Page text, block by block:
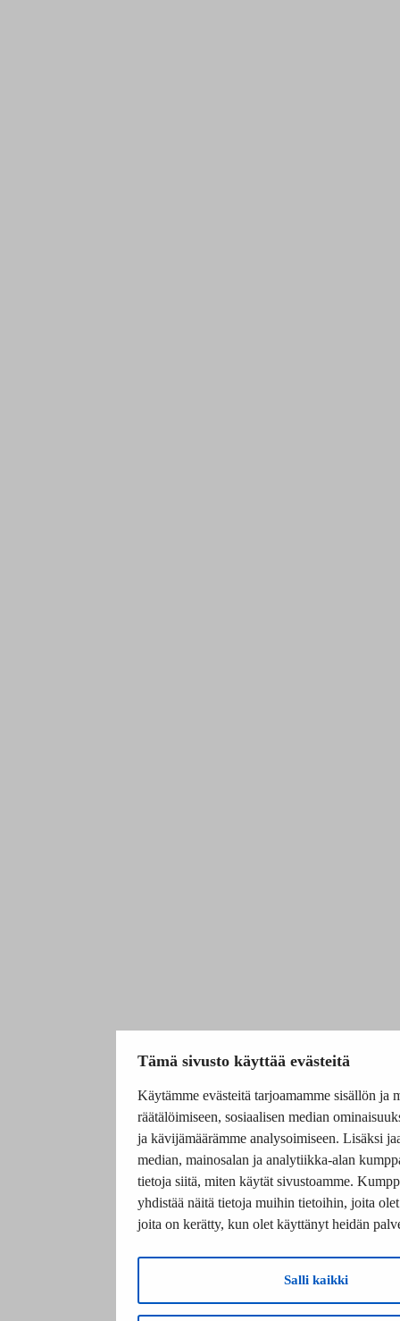
Tämä sivusto käyttää evästeitä
Käytämme evästeitä tarjoamamme sisällön ja
räätälöimiseen, sosiaalisen median
ja kävijämäärämme analysoimiseen. Lisäksi
median, mainosalan ja analytiikka-alan
tietoja siitä, miten käytät sivustoamme.
yhdistää näitä tietoja muihin tietoihin, joita
joita on kerätty, kun olet käyttänyt heidän
Salli kaikki